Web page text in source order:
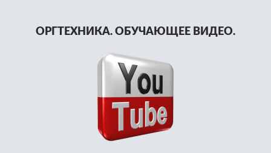
ОРГТЕХНИКА. ОБУЧАЮЩЕЕ ВИДЕО.